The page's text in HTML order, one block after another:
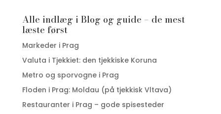
Alle indlæg i Blog og guide – de mest
læste først
Markeder i Prag
Valuta i Tjekkiet: den tjekkiske Koruna
Metro og sporvogne i Prag
Floden i Prag: Moldau (på tjekkisk Vltava)
Restauranter i Prag – gode spisesteder